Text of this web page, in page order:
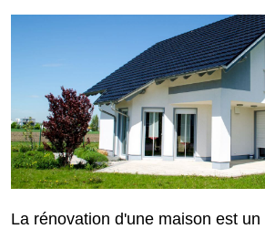
La rénovation d'une maison est